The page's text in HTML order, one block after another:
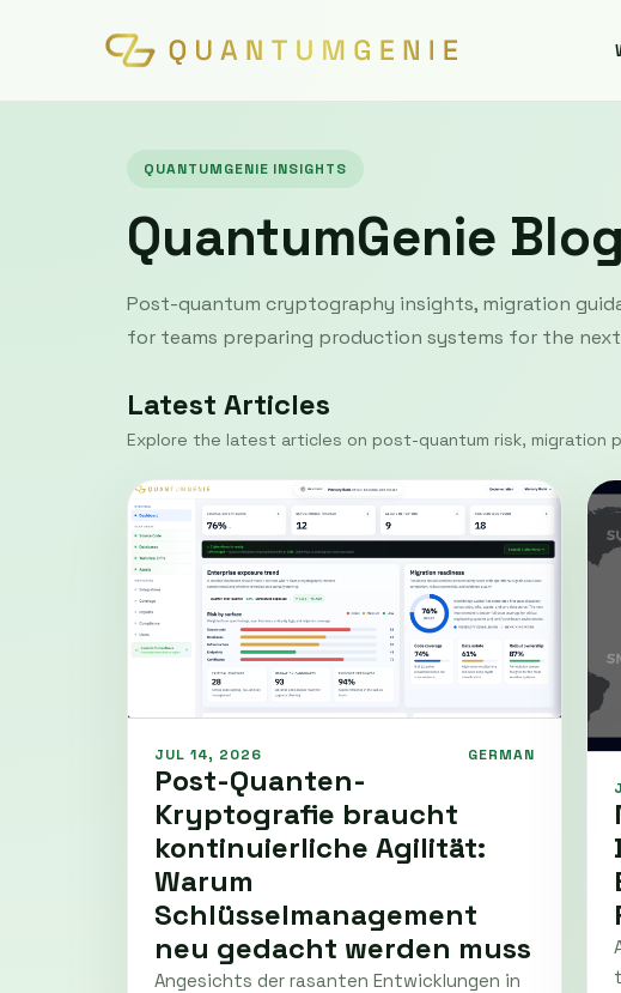
QUANTUMGENIE INSIGHTS
QuantumGenie Blog
Post-quantum cryptography insights, migration
for teams preparing production systems for the
Latest Articles
Explore the latest articles on post-quantum risk, migration
JUL 14, 2026 GERMAN
Post-Quanten-
Kryptografie braucht
kontinuierliche Agilität:
Warum
Schlüsselmanagement
neu gedacht werden muss
Angesichts der rasanten Entwicklungen in